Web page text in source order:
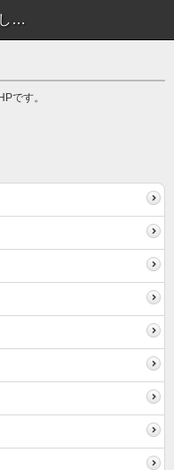
卒業生追い出しコンパを実施しました | イベント
です。